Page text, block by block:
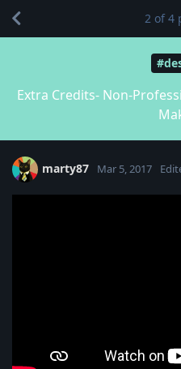
Extra Credits- Non-
2 of4
marty87 Mar 5, 2017